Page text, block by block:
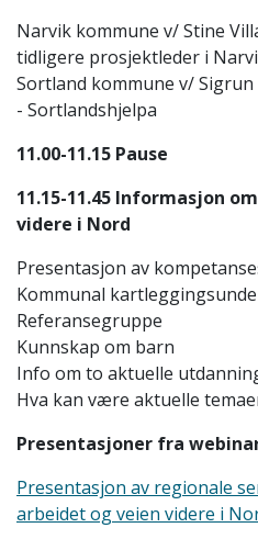
Narvik kommune v/ Stine
tidligere prosjektleder i
Sortland kommune v/
- Sortlandshjelpa
11.00-11.15 Pause
11.15-11.45 Informasjon
videre i Nord
Presentasjon av
Kommunal
Referansegruppe
Kunnskap om barn
Info om to aktuelle
Hva kan være aktuelle
Presentasjoner fra
Presentasjon av regionale
arbeidet og veien videre i